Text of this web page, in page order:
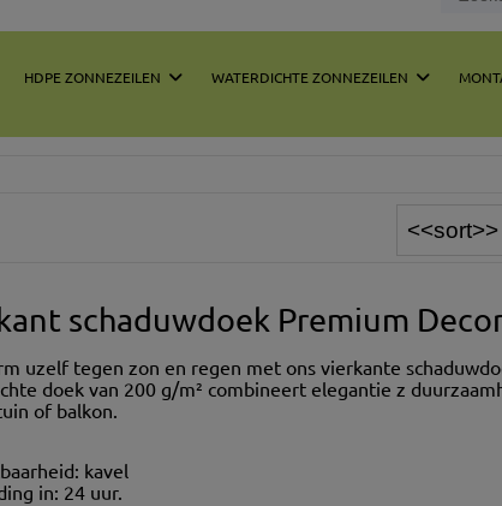
HDPE ZONNEZEILEN WATERDICHTE ZONNEZEILEN
schaduwdoek Premium
uzelf tegen zon en regen met ons vierkante
doek van 200 g/m² combineert elegantie z
of balkon.
kavel
in: 24 uur.